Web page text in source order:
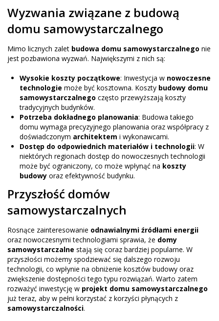
Wyzwania związane z budową
domu samowystarczalnego
Mimo licznych zalet budowa domu samowystarczalnego nie
jest pozbawiona wyzwań. Największymi z nich są:
Wysokie koszty początkowe: Inwestycja w nowoczesne
technologie może być kosztowna. Koszty budowy domu
samowystarczalnego często przewyższają koszty
tradycyjnych budynków.
Potrzeba dokładnego planowania: Budowa takiego
domu wymaga precyzyjnego planowania oraz współpracy z
doświadczonym architektem i wykonawcami.
Dostęp do odpowiednich materiałów i technologii: W
niektórych regionach dostęp do nowoczesnych technologii
może być ograniczony, co może wpłynąć na koszty
budowy oraz efektywność budynku.
Przyszłość domów
samowystarczalnych
Rosnące zainteresowanie odnawialnymi źródłami energii
oraz nowoczesnymi technologiami sprawia, że domy
samowystarczalne stają się coraz bardziej popularne. W
przyszłości możemy spodziewać się dalszego rozwoju
technologii, co wpłynie na obniżenie kosztów budowy oraz
zwiększenie dostępności tego typu rozwiązań. Warto zatem
rozważyć inwestycję w projekt domu samowystarczalnego
już teraz, aby w pełni korzystać z korzyści płynących z
samowystarczalności.